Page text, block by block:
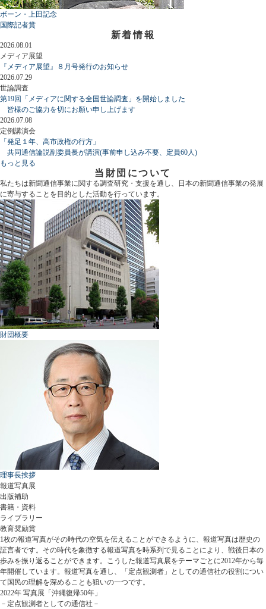
ボーン・上田記念
国際記者賞
新着情報
2026.08.01
メディア展望
『メディア展望』８月号発行のお知らせ
2026.07.29
世論調査
第19回「メディアに関する全国世論調査」を開始しました
皆様のご協力を切にお願い申し上げます
2026.07.08
定例講演会
「発足１年、高市政権の行方」
共同通信論説副委員長が講演(事前申し込み不要、定員60人)
もっと見る
当財団について
私たちは新聞通信事業に関する調査研究・支援を通し、日本の新聞通信事業の発展
に寄与することを目的とした活動を行っています。
財団概要
理事長挨拶
報道写真展
出版補助
書籍・資料
ライブラリー
教育奨励賞
1枚の報道写真がその時代の空気を伝えることができるように、報道写真は歴史の
証言者です。その時代を象徴する報道写真を時系列で見ることにより、戦後日本の
歩みを振り返ることができます。こうした報道写真展をテーマごとに2012年から毎
年開催しています。報道写真を通し、「定点観測者」としての通信社の役割につい
て国民の理解を深めることも狙いの一つです。
2022年 写真展「沖縄復帰50年」
－定点観測者としての通信社－